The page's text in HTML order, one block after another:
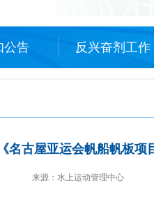
公告 反兴奋剂工作
名古屋亚运会帆船帆板项
来源：水上运动管理中心